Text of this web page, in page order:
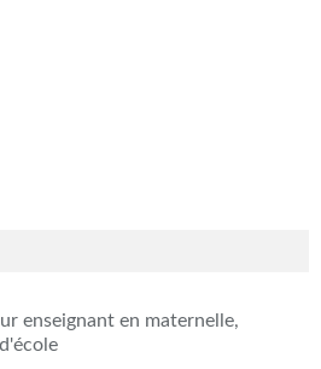
enseignant en maternelle,